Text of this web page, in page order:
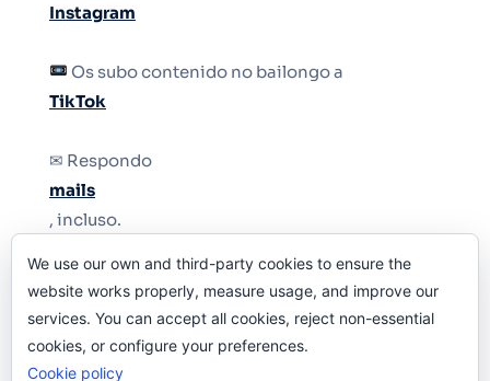
Instagram
Os subo contenido no bailongo a
TikTok
✉ Respondo
mails
, incluso.
Y si una persona no puede tener teléfono, que
le quiten el teléfono.
We use our own and third-party cookies to ensure the
website works properly, measure usage, and improve our
services. You can accept all cookies, reject non-essential
cookies, or configure your preferences.
Cookie policy